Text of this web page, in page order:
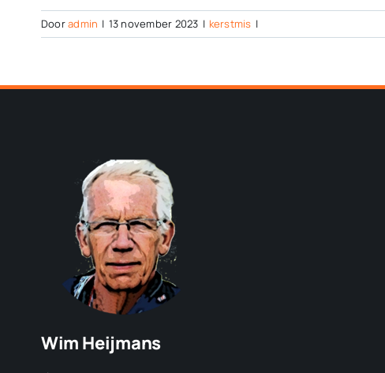
Dooradmin | 13 november 2023 | kerstmis |
Wim Heijmans